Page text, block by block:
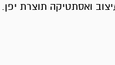
ואסתטיקה תוצרת יפן.